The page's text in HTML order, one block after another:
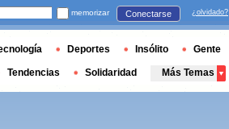
memorizar Conectarse ¿olvidado?
Deportes Insólito Gente
Tendencias Solidaridad Más Temas